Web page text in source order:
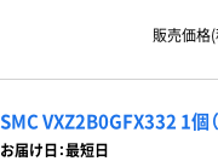
販売価格
SMC VXZ2B0GFX332 1個
お届け日：最短日